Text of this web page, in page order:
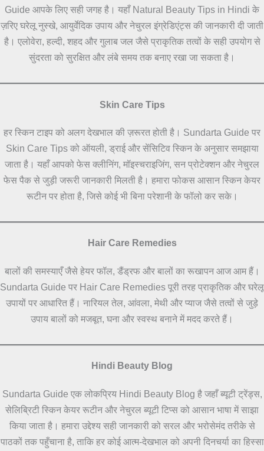
Guide आपके लिए सही जगह है। यहाँ Natural Beauty Tips in Hindi के
ज़रिए घरेलू नुस्खे, आयुर्वेदिक उपाय और नेचुरल इंग्रेडिएंट्स की जानकारी दी जाती
है। एलोवेरा, हल्दी, शहद और गुलाब जल जैसे प्राकृतिक तत्वों के सही उपयोग से
सुंदरता को सुरक्षित और लंबे समय तक बनाए रखा जा सकता है।
Skin Care Tips
हर स्किन टाइप को अलग देखभाल की ज़रूरत होती है। Sundarta Guide पर
Skin Care Tips को ऑयली, ड्राई और सेंसिटिव स्किन के अनुसार समझाया
जाता है। यहाँ आपको फेस क्लीनिंग, मॉइस्चराइजिंग, सन प्रोटेक्शन और नेचुरल
फेस पैक से जुड़ी जरूरी जानकारी मिलती है। हमारा फोकस आसान स्किन केयर
रूटीन पर होता है, जिसे कोई भी बिना परेशानी के फॉलो कर सके।
Hair Care Remedies
बालों की समस्याएँ जैसे हेयर फॉल, डैंड्रफ और बालों का रूखापन आज आम हैं।
Sundarta Guide पर Hair Care Remedies पूरी तरह प्राकृतिक और घरेलू
उपायों पर आधारित हैं। नारियल तेल, आंवला, मेथी और प्याज जैसे तत्वों से जुड़े
उपाय बालों को मजबूत, घना और स्वस्थ बनाने में मदद करते हैं।
Hindi Beauty Blog
Sundarta Guide एक लोकप्रिय Hindi Beauty Blog है जहाँ ब्यूटी ट्रेंड्स,
सेलिब्रिटी स्किन केयर रूटीन और नेचुरल ब्यूटी टिप्स को आसान भाषा में साझा
किया जाता है। हमारा उद्देश्य सही जानकारी को सरल और भरोसेमंद तरीके से
पाठकों तक पहुँचाना है, ताकि हर कोई आत्म-देखभाल को अपनी दिनचर्या का हिस्सा